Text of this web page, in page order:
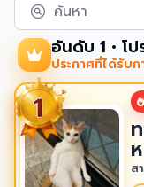
ค้นหา
อันดับ 1 • โ
ประกาศที่ได้รับ
ส